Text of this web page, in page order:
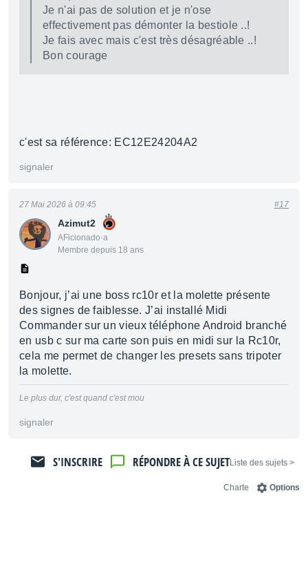
Je n'ai pas de solution et je n'ose
effectivement pas démonter la bestiole ..!
Je fais avec mais c'est très désagréable ..!
Bon courage
c'est sa référence: EC12E24204A2
signaler
Azimut2
AFicionado·a
Membre depuis 18 ans
27 Mai 2026 à 09:45 #17
Bonjour, j’ai une boss rc10r et la molette présente
des signes de faiblesse. J’ai installé Midi
Commander sur un vieux téléphone Android branché
en usb c sur ma carte son puis en midi sur la Rc10r,
cela me permet de changer les presets sans tripoter
la molette.
Le plus dur, c'est quand c'est mou
signaler
< Liste des sujets
RÉPONDRE À CE SUJET
S'INSCRIRE
Options
Charte